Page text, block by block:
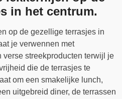
in het centrum.
op de gezellige terrasjes in
je verwennen met
streekproducten terwijl je
die de terrasjes te
om een smakelijke lunch,
uitgebreid diner, de terrassen